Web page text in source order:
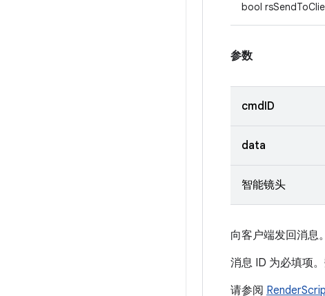
bool
参数
cmdID
data
智能镜头
向客户端发回消息
消息 ID 为必填项
请参阅